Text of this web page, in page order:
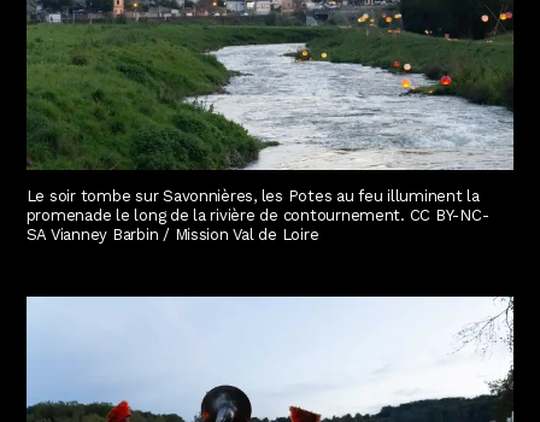
Le soir tombe sur Savonnières, les Potes au feu illuminent la
promenade le long de la rivière de contournement. CC BY-NC-
SA Vianney Barbin / Mission Val de Loire